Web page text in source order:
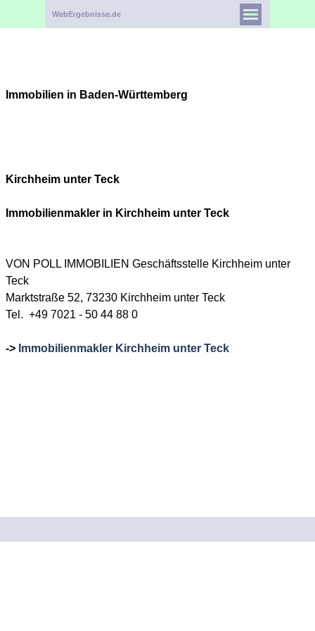
WebErgebnisse.de
Immobilien in Baden-Württemberg
Kirchheim unter Teck
Immobilienmakler in Kirchheim unter Teck
VON POLL IMMOBILIEN Geschäftsstelle Kirchheim unter
Teck
Marktstraße 52, 73230 Kirchheim unter Teck
Tel. +49 7021 - 50 44 88 0
-> Immobilienmakler Kirchheim unter Teck